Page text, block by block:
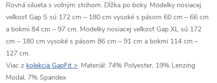
Rovná silueta s voľným strihom. Dĺžka po boky. Modelky nosiacej
veľkosť Gap S sú 172 cm – 180 cm vysoké s pásom 60 cm – 66 cm
a bokmi 84 cm – 97 cm. Modelky nosiacej veľkosť Gap XL sú 172
cm – 180 cm vysoké s pásom 86 cm – 91 cm a bokmi 114 cm –
127 cm.
Viac z kolekcia GapFit >. Materiál: 74% Polyester, 19% Lenzing
Modal, 7% Spandex